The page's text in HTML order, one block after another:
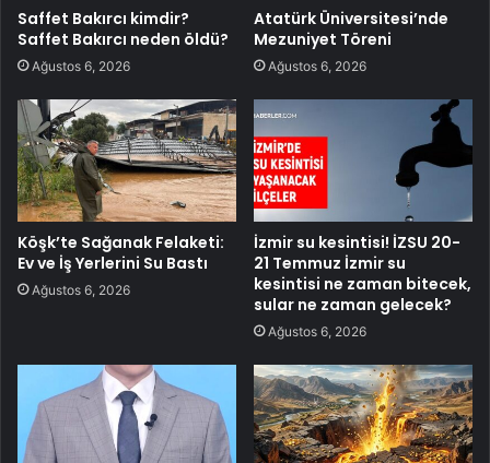
Saffet Bakırcı kimdir?
Saffet Bakırcı neden öldü?
Ağustos 6, 2026
Atatürk Üniversitesi’nde
Mezuniyet Töreni
Ağustos 6, 2026
Köşk’te Sağanak Felaketi:
Ev ve İş Yerlerini Su Bastı
Ağustos 6, 2026
İzmir su kesintisi! İZSU 20-
21 Temmuz İzmir su
kesintisi ne zaman bitecek,
sular ne zaman gelecek?
Ağustos 6, 2026